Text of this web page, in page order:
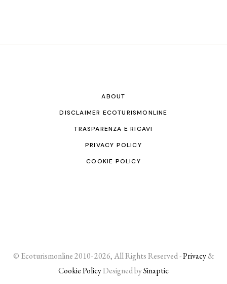
ABOUT
DISCLAIMER ECOTURISMONLINE
TRASPARENZA E RICAVI
PRIVACY POLICY
COOKIE POLICY
© Ecoturismonline 2010- 2026, All Rights Reserved -Privacy&
Cookie PolicyDesigned bySinaptic